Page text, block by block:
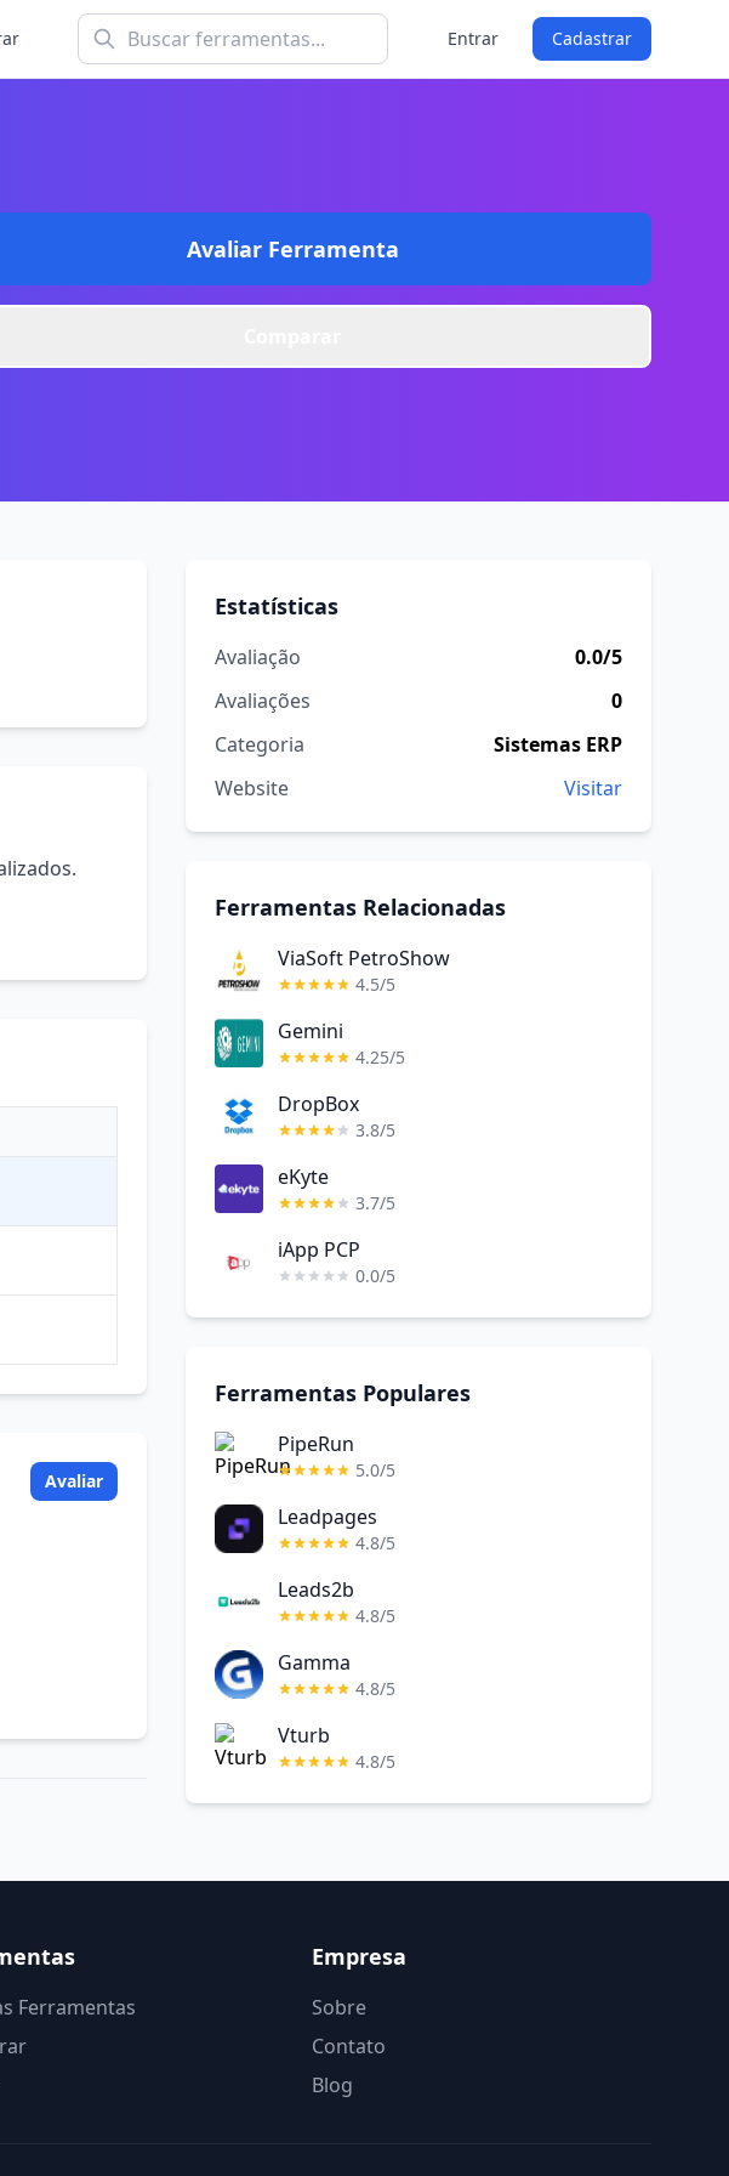
Entrar Cadastrar
Avaliar Ferramenta
Avaliar
Estatísticas
Avaliação
0.0/5
Avaliações
0
Categoria
Sistemas ERP
Website
Visitar
Ferramentas Relacionadas
ViaSoft PetroShow
4.5/5
Gemini
4.25/5
DropBox
3.8/5
eKyte
3.7/5
iApp PCP
0.0/5
Ferramentas Populares
PipeRun
5.0/5
Leadpages
4.8/5
Leads2b
4.8/5
Gamma
4.8/5
Vturb
4.8/5
Ferramentas
Empresa
Sobre
Contato
Blog